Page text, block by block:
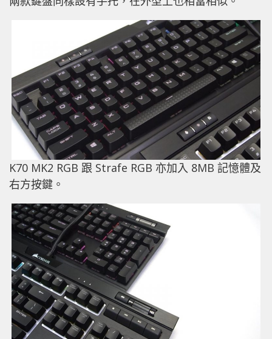
K70 MK2 RGB 跟 Strafe RGB 亦加入 8MB 記憶體及
右方按鍵。